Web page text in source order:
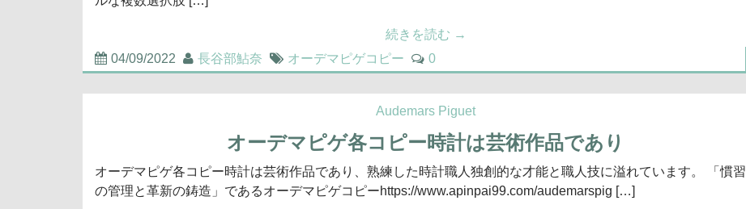
続きを読む →
04/09/2022
長谷部鮎奈 オーデマピゲコピー 0
Audemars Piguet
オーデマピゲ各コピー時計は芸術作品であり
オーデマピゲ各コピー時計は芸術作品であり、熟練した時計職人独創的な才能と職人技に溢れています。 「慣習
の管理と革新の鋳造」であるオーデマピゲコピーhttps://www.apinpai99.com/audemarspig […]